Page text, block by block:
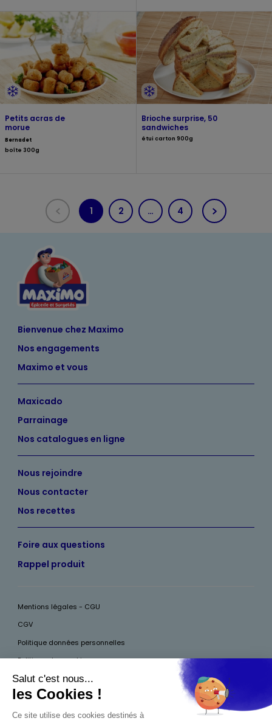
Petits acras de
morue
Bernadet
boîte 300g
Brioche surprise, 50
sandwiches
étui carton 900g
1(current)
2 … 4
Bienvenue chez Maximo
Nos engagements
Maximo et vous
Maxicado
Parrainage
Nos catalogues en ligne
Nous rejoindre
Nous contacter
Nos recettes
Foire aux questions
Rappel produit
Mentions légales - CGU
CGV
Politique données personnelles
Politique des cookies
Accessibilité